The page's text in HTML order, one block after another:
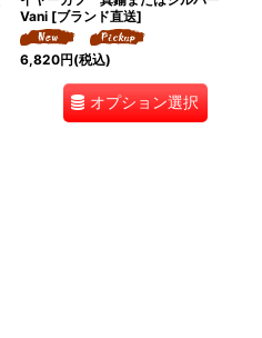
Vani [ブランド直送]
6,820円(税込)
オプション選択